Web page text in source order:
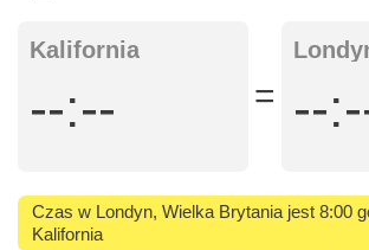
Kalifornia
--:-- = --
Czas w Londyn, Wielka Brytania jest 8:00
Kalifornia